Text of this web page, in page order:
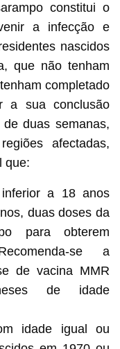
constitui o
a infecção e
nascidos
que não tenham
completado
a sua conclusão
duas semanas,
afectadas,
que:
a 18 anos
duas doses da
para obterem
se a
de vacina MMR
de idade
idade igual ou